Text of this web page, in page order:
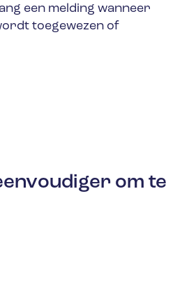
een melding wanneer
toegewezen of
om te